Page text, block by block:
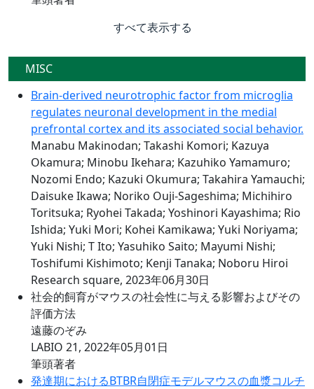
すべて表示する
MISC
Brain-derived neurotrophic factor from microglia
regulates neuronal development in the medial
prefrontal cortex and its associated social behavior.
Manabu Makinodan; Takashi Komori; Kazuya
Okamura; Minobu Ikehara; Kazuhiko Yamamuro;
Nozomi Endo; Kazuki Okumura; Takahira Yamauchi;
Daisuke Ikawa; Noriko Ouji-Sageshima; Michihiro
Toritsuka; Ryohei Takada; Yoshinori Kayashima; Rio
Ishida; Yuki Mori; Kohei Kamikawa; Yuki Noriyama;
Yuki Nishi; T Ito; Yasuhiko Saito; Mayumi Nishi;
Toshifumi Kishimoto; Kenji Tanaka; Noboru Hiroi
Research square, 2023年06月30日
社会的飼育がマウスの社会性に与える影響およびその
評価方法
遠藤のぞみ
LABIO 21, 2022年05月01日
筆頭著者
発達期におけるBTBR自閉症モデルマウスの血漿コルチ